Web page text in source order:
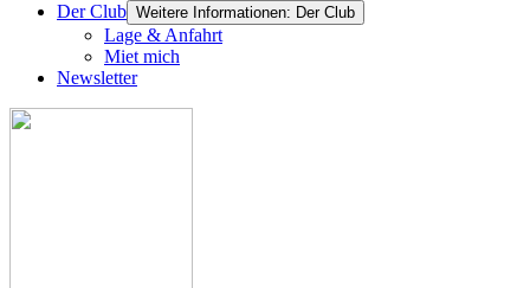
Der Club Weitere Informationen: Der Club
Lage & Anfahrt
Miet mich
Newsletter